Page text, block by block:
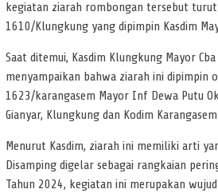
kegiatan ziarah rombongan tersebut
1610/Klungkung yang dipimpin Kasdim
Saat ditemui, Kasdim Klungkung Mayor
menyampaikan bahwa ziarah ini dipimpin
1623/karangasem Mayor Inf Dewa Putu
Gianyar, Klungkung dan Kodim
Menurut Kasdim, ziarah ini memiliki arti
Disamping digelar sebagai rangkaian
Tahun 2024, kegiatan ini merupakan